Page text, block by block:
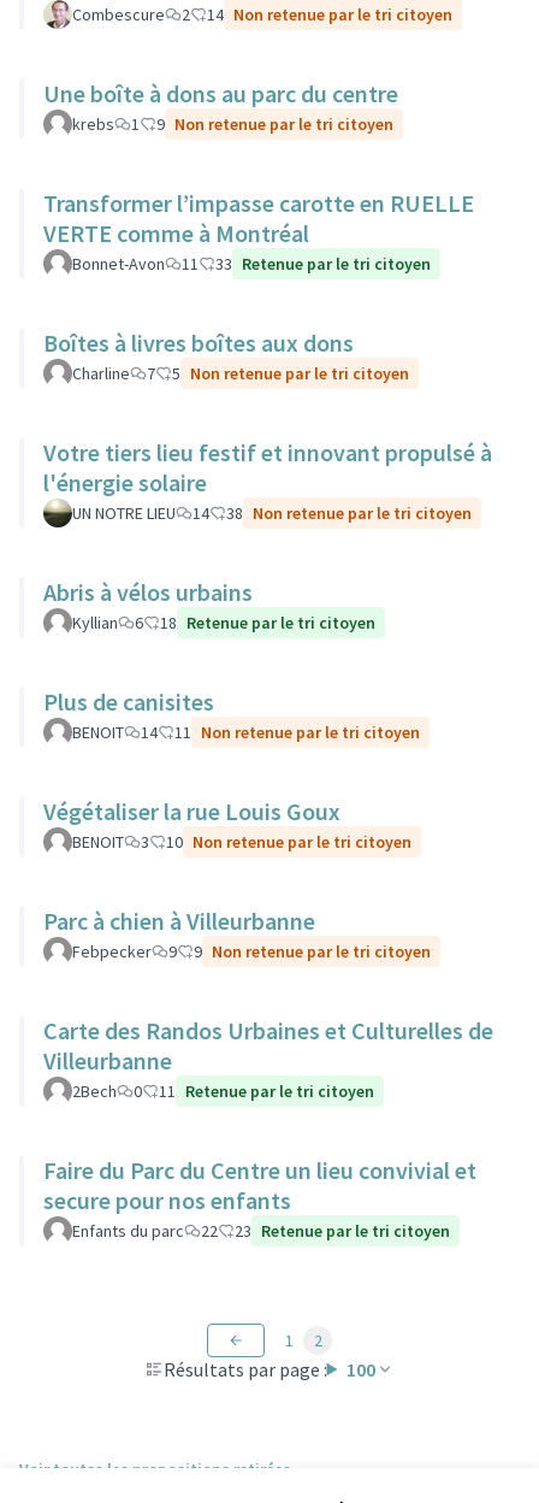
Combescure 2 14 Non retenue par le tri citoyen
Une boîte à dons au parc du centre
krebs 1 9 Non retenue par le tri citoyen
Transformer l’impasse carotte en RUELLE
VERTE comme à Montréal
Bonnet-Avon 11 33 Retenue par le tri citoyen
Boîtes à livres boîtes aux dons
Charline 7 5 Non retenue par le tri citoyen
Votre tiers lieu festif et innovant propulsé à
l'énergie solaire
UN NOTRE LIEU 14 38 Non retenue par le tri citoyen
Abris à vélos urbains
Kyllian 6 18 Retenue par le tri citoyen
Plus de canisites
BENOIT 14 11 Non retenue par le tri citoyen
Végétaliser la rue Louis Goux
BENOIT 3 10 Non retenue par le tri citoyen
Parc à chien à Villeurbanne
Febpecker 9 9 Non retenue par le tri citoyen
Carte des Randos Urbaines et Culturelles de
Villeurbanne
2Bech 0 11 Retenue par le tri citoyen
Faire du Parc du Centre un lieu convivial et
secure pour nos enfants
Enfants du parc 22 23 Retenue par le tri citoyen
Résultats par page : 100
1 2
Voir toutes les propositions retirées